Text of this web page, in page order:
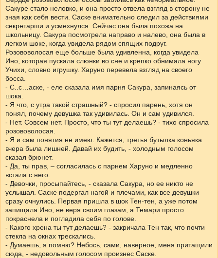
Сакуре стало неловко, и она просто отвела взгляд в сторону не
зная как себя вести. Саске внимательно следил за действиями
секретарши и усмехнулся. Сейчас она была похожа на
школьницу. Сакура посмотрела направо и налево, она была в
легком шоке, когда увидела рядом спящих подруг.
Розововолосая еще больше была удивленна, когда увидела
Ино, которая пускала слюнки во сне и крепко обнимала ногу
Учихи, словно игрушку. Харуно перевела взгляд на своего
босса.
- С..с…аске, - еле сказала имя парня Сакура, запинаясь от
шока.
- Я что, с утра такой страшный? - спросил парень, хотя он
понял, почему девушка так удивилась. Он и сам удивился.
- Нет. Совсем нет. Просто, что ты тут делаешь? - тихо спросила
розововолосая.
- Я и сам понятия не имею. Кажется, третья бутылка коньяка
вчера была лишней. Давай их будить, - холодным голосом
сказал брюнет.
- Да, ты прав, – согласилась с парнем Харуно и медленно
встала с него.
- Девочки, просыпайтесь, - сказала Сакура, но ее никто не
услышал. Саске подергал нагой и плечами, как все девушки
сразу очнулись. Первая пришла в шок Тен-тен, а уже потом
запищала Ино, не веря своим глазам, а Темари просто
покраснела и погладила себя по голове.
- Какого хрена ты тут делаешь? - закричала Тен так, что почти
стекла на окнах трескались.
- Думаешь, я помню? Небось, сами, наверное, меня притащили
сюда, - недовольным голосом произнес Саске.